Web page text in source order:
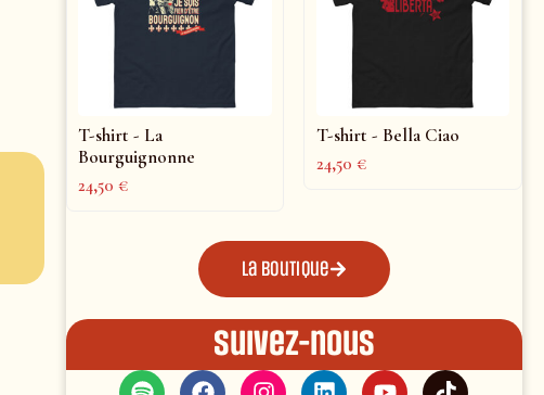
T-shirt - La
Bourguignonne
24,50€
T-shirt - Bella Ciao
24,50€
La boutique
Suivez-nous